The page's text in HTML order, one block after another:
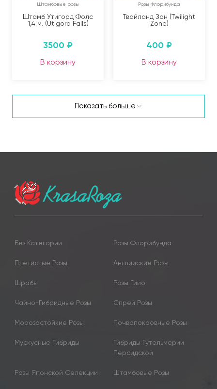
Штамбовые розы
Штамб Утигорд Фолс
1,4 м. (Utigord Falls)
3500 ₽
В корзину
Розы Флорибунда
Твайланд Зон (Twilight
Zone)
400 ₽
В корзину
Показать больше
Без Категории Розы Флорибунда
Плетистые Розы Английские Розы
Шрабы Розы Гийо
Чайно-Гибридные Розы Спрей Розы
Морозостойкие Розы Почвопокровные Розы
Мускусные Гибриды
Гибриды Гутельмерии
Персидской
Розы Японской Селекции Штамбовые Розы